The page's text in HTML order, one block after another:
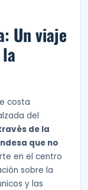
Un viaje
costa
del
de la
que no
en el centro
sobre la
y las